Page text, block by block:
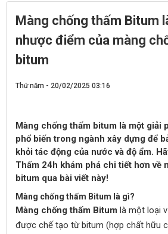
Màng chống thấm Bitum
nhược điểm của màng
bitum
Thứ năm - 20/02/2025 03:16
Màng chống thấm bitum là một giải
phổ biến trong ngành xây dựng để
khỏi tác động của nước và độ ẩm.
Thấm 24h khám phá chi tiết hơn về
bitum qua bài viết này!
Màng chống thấm Bitum là gì?
Màng chống thấm Bitum là một loại
được chế tạo từ bitum (hợp chất hữu